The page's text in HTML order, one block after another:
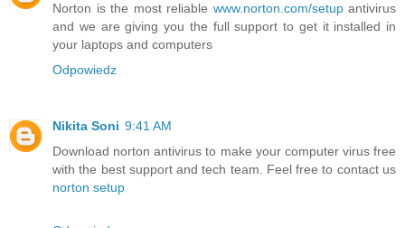
Norton is the most reliable www.norton.com/setupantivirus
and we are giving you the full support to get it installed in
your laptops and computers
Odpowiedz
Nikita Soni 9:41 AM
Download norton antivirus to make your computer virus free
with the best support and tech team. Feel free to contact us
norton setup